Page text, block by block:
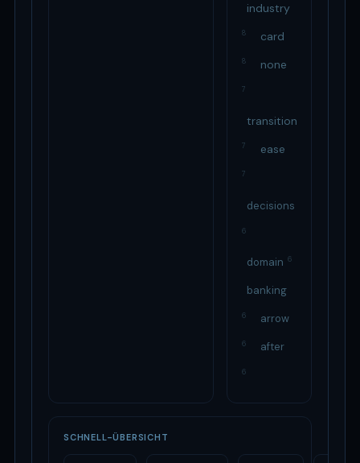
industry
8 card
8 none
7
transition
7 ease
7
decisions
6
domain 6
banking
6 arrow
6 after
6
SCHNELL-ÜBERSICHT